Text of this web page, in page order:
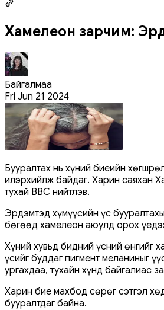
Хамелеон зарчим:
Байгалмаа
Fri Jun 21 2024
Бууралтах нь хүний биеийн
илэрхийлж байдаг. Харин саяхан
тухай ВВС нийтлэв.
Эрдэмтэд хүмүүсийн үс
бөгөөд хамелеон аюулд орох
Хүний хувьд бидний үсний өнгийг
үсийг ​​буддаг пигмент меланиныг
ургахдаа, тухайн хүнд байгалиас
Харин бие махбод сөрөг сэтгэл
бууралтдаг байна.